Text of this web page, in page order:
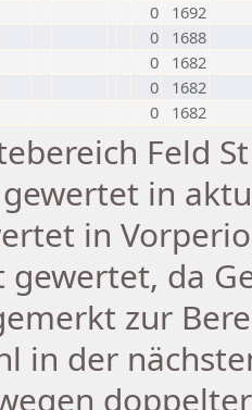
0
1692
0
1688
0
1682
0
1682
0 1682
Feld
in
in
gewertet, da
zur
in der